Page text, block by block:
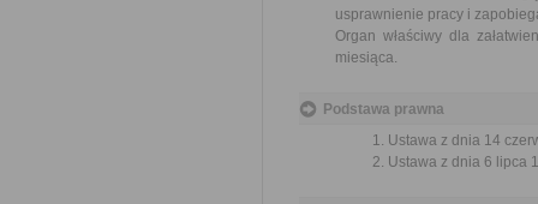
usprawnienie pracy i
Organ właściwy dla
miesiąca.
Podstawa prawna
Ustawa z dnia 14
Ustawa z dnia 6 lipca